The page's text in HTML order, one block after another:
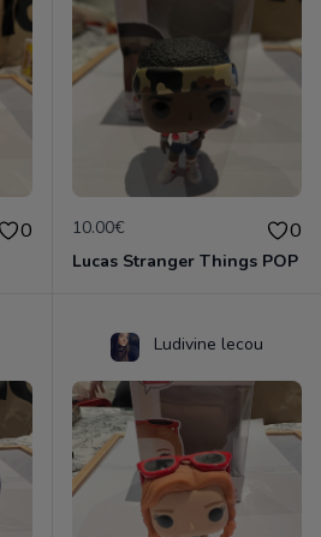
0 10.00€ 0
Lucas Stranger Things POP
Ludivine lecou